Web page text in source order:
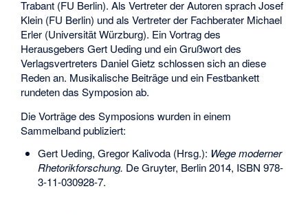
Trabant (FU Berlin). Als Vertreter der Autoren sprach Josef
Klein (FU Berlin) und als Vertreter der Fachberater Michael
Erler (Universität Würzburg). Ein Vortrag des
Herausgebers Gert Ueding und ein Grußwort des
Verlagsvertreters Daniel Gietz schlossen sich an diese
Reden an. Musikalische Beiträge und ein Festbankett
rundeten das Symposion ab.
Die Vorträge des Symposions wurden in einem
Sammelband publiziert:
Gert Ueding, Gregor Kalivoda (Hrsg.): Wege moderner
Rhetorikforschung. De Gruyter, Berlin 2014, ISBN 978-
3-11-030928-7.